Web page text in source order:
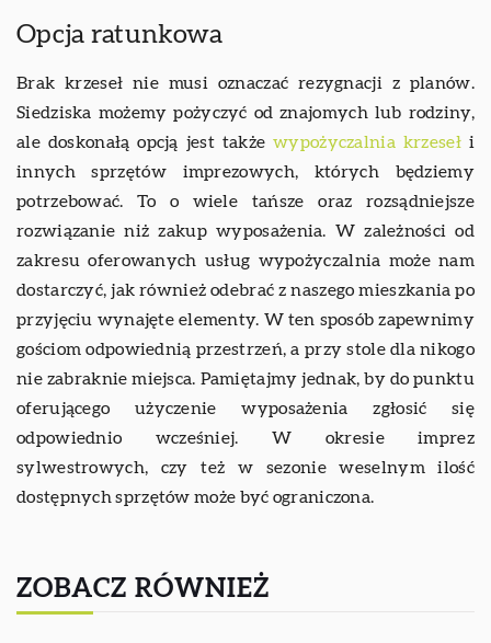
Opcja ratunkowa
Brak krzeseł nie musi oznaczać rezygnacji z planów.
Siedziska możemy pożyczyć od znajomych lub rodziny,
ale doskonałą opcją jest także wypożyczalnia krzesełi
innych sprzętów imprezowych, których będziemy
potrzebować. To o wiele tańsze oraz rozsądniejsze
rozwiązanie niż zakup wyposażenia. W zależności od
zakresu oferowanych usług wypożyczalnia może nam
dostarczyć, jak również odebrać z naszego mieszkania po
przyjęciu wynajęte elementy. W ten sposób zapewnimy
gościom odpowiednią przestrzeń, a przy stole dla nikogo
nie zabraknie miejsca. Pamiętajmy jednak, by do punktu
oferującego użyczenie wyposażenia zgłosić się
odpowiednio wcześniej. W okresie imprez
sylwestrowych, czy też w sezonie weselnym ilość
dostępnych sprzętów może być ograniczona.
ZOBACZ RÓWNIEŻ